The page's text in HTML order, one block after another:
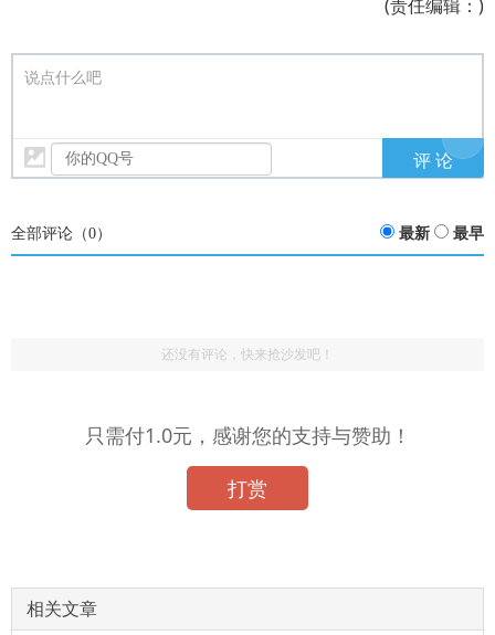
(责任编辑：)
说点什么吧
全部评论（0） 最新 最早
还没有评论，快来抢沙发吧！
只需付1.0元，感谢您的支持与赞助！
打赏
相关文章